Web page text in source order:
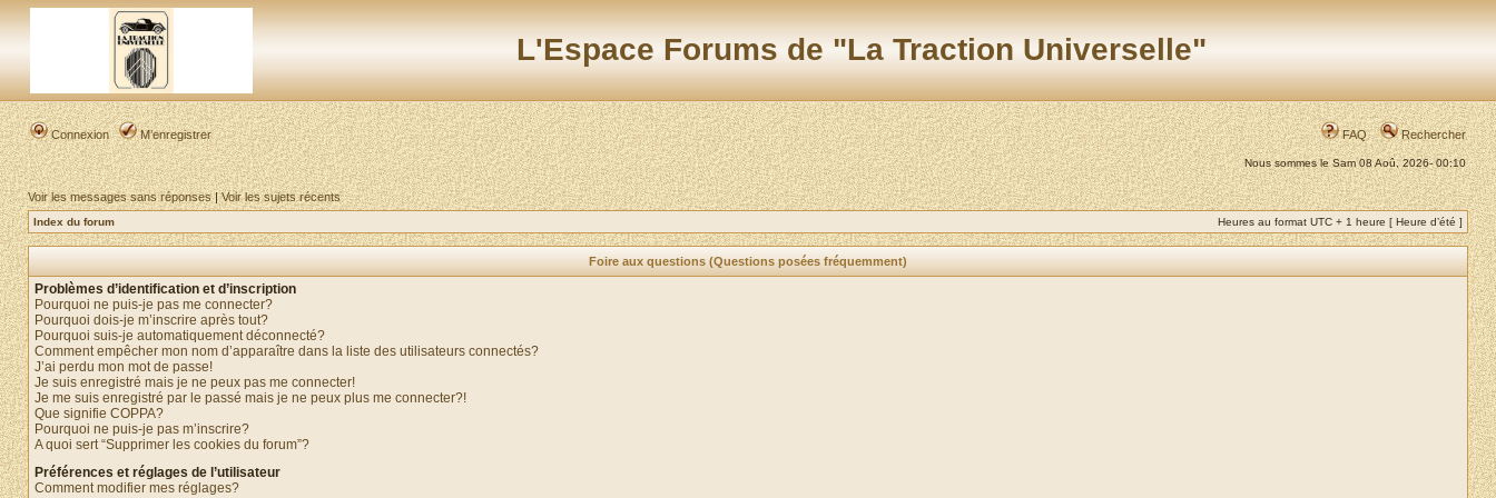
L'Espace Forums de "La Traction Universelle"
Connexion M’enregistrer FAQ Rechercher
Nous sommes le Sam 08 Aoû, 2026- 00:10
Voir les messages sans réponses|Voir les sujets récents
Index du forum Heures au format UTC + 1 heure [ Heure d’été ]
Foire aux questions (Questions posées fréquemment)
Problèmes d’identification et d’inscription
Pourquoi ne puis-je pas me connecter?
Pourquoi dois-je m’inscrire après tout?
Pourquoi suis-je automatiquement déconnecté?
Comment empêcher mon nom d’apparaître dans la liste des utilisateurs connectés?
J’ai perdu mon mot de passe!
Je suis enregistré mais je ne peux pas me connecter!
Je me suis enregistré par le passé mais je ne peux plus me connecter?!
Que signifie COPPA?
Pourquoi ne puis-je pas m’inscrire?
A quoi sert “Supprimer les cookies du forum”?
Préférences et réglages de l’utilisateur
Comment modifier mes réglages?